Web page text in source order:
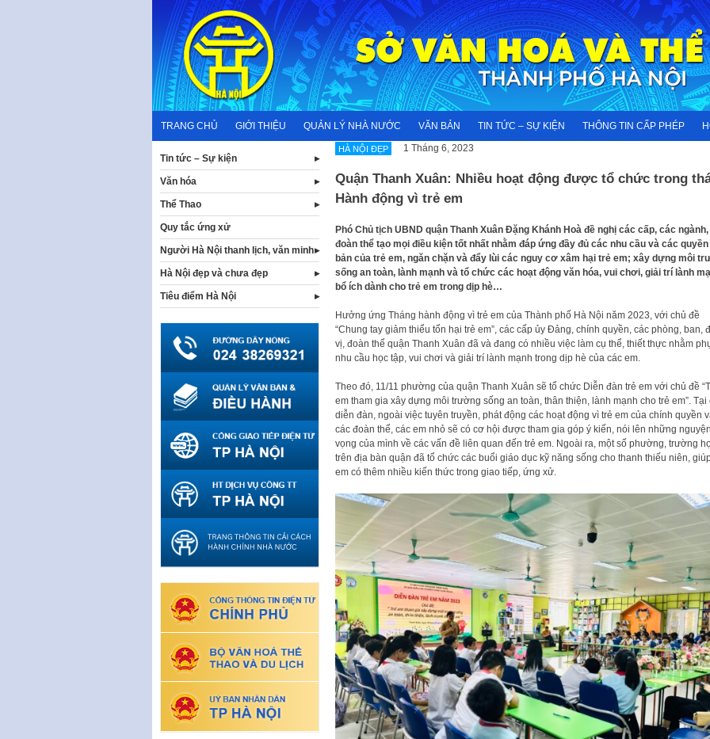
content
TRANG CHỦ GIỚI THIỆU QUẢN LÝ NHÀ NƯỚC VĂN BẢN TIN TỨC – SỰ KIỆN THÔNG TIN CẤP PHÉP
HÀ NỘI ĐẸP 1 Tháng 6, 2023
Quận Thanh Xuân: Nhiều hoạt động được tổ chức trong
Hành động vì trẻ em
Phó Chủ tịch UBND quận Thanh Xuân Đặng Khánh Hoà đề nghị các cấp, các ngành,
đoàn thể tạo mọi điều kiện tốt nhất nhằm đáp ứng đầy đủ các nhu cầu và các
bản của trẻ em, ngăn chặn và đẩy lùi các nguy cơ xâm hại trẻ em; xây dựng môi
sống an toàn, lành mạnh và tổ chức các hoạt động văn hóa, vui chơi, giải trí lành
bổ ích dành cho trẻ em trong dịp hè…
Hưởng ứng Tháng hành động vì trẻ em của Thành phố Hà Nội năm 2023, với chủ đề
“Chung tay giảm thiểu tổn hại trẻ em”, các cấp ủy Đảng, chính quyền, các phòng, ban,
vị, đoàn thể quận Thanh Xuân đã và đang có nhiều việc làm cụ thể, thiết thực nhằm
nhu cầu học tập, vui chơi và giải trí lành mạnh trong dịp hè của các em.
Theo đó, 11/11 phường của quận Thanh Xuân sẽ tổ chức Diễn đàn trẻ em với chủ đề
em tham gia xây dựng môi trường sống an toàn, thân thiện, lành mạnh cho trẻ em”. Tại
diễn đàn, ngoài việc tuyên truyền, phát động các hoạt động vì trẻ em của chính quyền
các đoàn thể, các em nhỏ sẽ có cơ hội được tham gia góp ý kiến, nói lên những nguyện
vọng của mình về các vấn đề liên quan đến trẻ em. Ngoài ra, một số phường, trường
trên địa bàn quận đã tổ chức các buổi giáo dục kỹ năng sống cho thanh thiếu niên,
em có thêm nhiều kiến thức trong giao tiếp, ứng xử.
Tin tức – Sự kiện
Văn hóa
Thể Thao
Quy tắc ứng xử
Người Hà Nội thanh lịch, văn minh
Hà Nội đẹp và chưa đẹp
Tiêu điểm Hà Nội